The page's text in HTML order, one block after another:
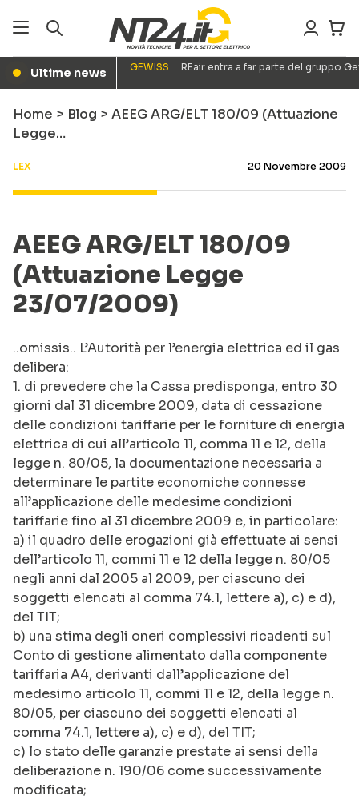
● Ultime news GEWISS REair entra a far parte del gruppo
Home > Blog > AEEG ARG/ELT 180/09 (Attuazione
Legge…
LEX 20 Novembre 2009
AEEG ARG/ELT 180/09
(Attuazione Legge
23/07/2009)
..omissis.. L’Autorità per l’energia elettrica ed il gas
delibera:
1. di prevedere che la Cassa predisponga, entro 30
giorni dal 31 dicembre 2009, data di cessazione
delle condizioni tariffarie per le forniture di energia
elettrica di cui all’articolo 11, comma 11 e 12, della
legge n. 80/05, la documentazione necessaria a
determinare le partite economiche connesse
all’applicazione delle medesime condizioni
tariffarie fino al 31 dicembre 2009 e, in particolare:
a) il quadro delle erogazioni già effettuate ai sensi
dell’articolo 11, commi 11 e 12 della legge n. 80/05
negli anni dal 2005 al 2009, per ciascuno dei
soggetti elencati al comma 74.1, lettere a), c) e d),
del TIT;
b) una stima degli oneri complessivi ricadenti sul
Conto di gestione alimentato dalla componente
tariffaria A4, derivanti dall’applicazione del
medesimo articolo 11, commi 11 e 12, della legge n.
80/05, per ciascuno dei soggetti elencati al
comma 74.1, lettere a), c) e d), del TIT;
c) lo stato delle garanzie prestate ai sensi della
deliberazione n. 190/06 come successivamente
modificata;